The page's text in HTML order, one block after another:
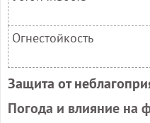
Огнестойкость
Защита от
Погода и влияние на